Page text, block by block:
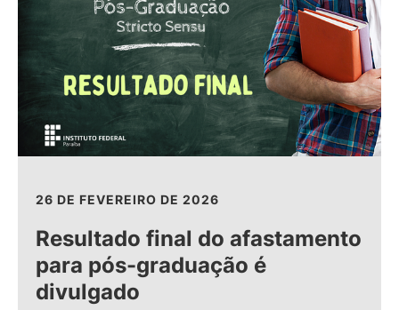
26 DE FEVEREIRO DE 2026
Resultado final do afastamento
para pós-graduação é
divulgado